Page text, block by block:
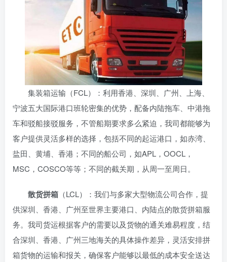
集装箱运输（FCL）：利用香港、深圳、广州、上海、
宁波五大国际港口班轮密集的优势，配备内陆拖车、中港拖
车和驳船接驳服务，不管船期要求多么紧迫，我司都能够为
客户提供灵活多样的选择，包括不同的起运港口，如赤湾、
盐田、黄埔、香港；不同的船公司，如APL，OOCL，
MSC，COSCO等等；不同的截关期，从周一至周日。
散货拼箱 （LCL）：我们与多家大型物流公司合作，提
供深圳、香港、广州至世界主要港口、内陆点的散货拼箱服
务。我司货运根据客户的需要以及货物的通关难易程度，结
合深圳、香港、广州三地海关的具体操作差异，灵活安排拼
箱货物的运输和报关，确保客户能够以最低的成本安全送达